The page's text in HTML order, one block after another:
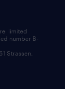
limited
number B-
Strassen.